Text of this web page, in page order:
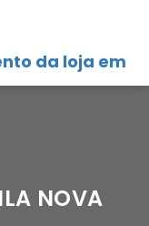
da loja em
NOVA